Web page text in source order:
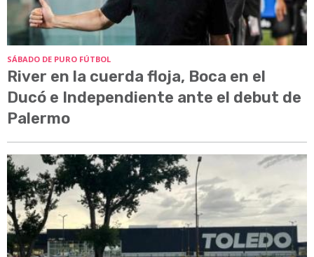
SÁBADO DE PURO FÚTBOL
River en la cuerda floja, Boca en el
Ducó e Independiente ante el debut de
Palermo